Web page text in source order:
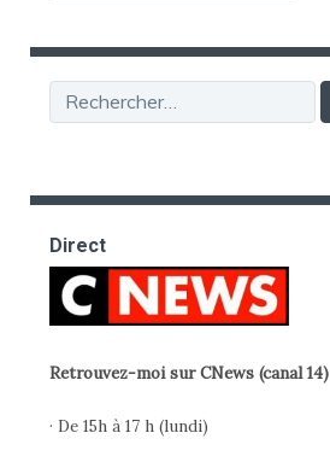
Rechercher :
Direct
Retrouvez-moi sur CNews (canal 14)
· De 15h à 17 h (lundi)